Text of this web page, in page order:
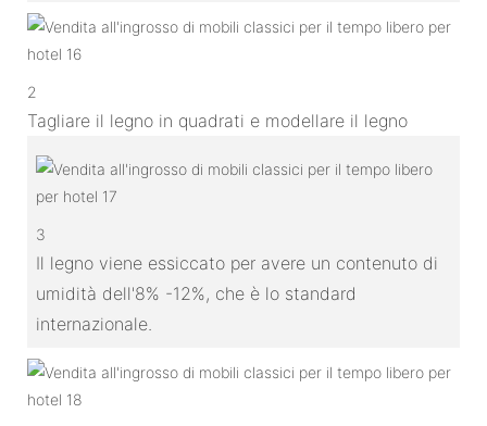
2
Tagliare il legno in quadrati e modellare il legno
3
Il legno viene essiccato per avere un contenuto di
umidità dell'8% -12%, che è lo standard
internazionale.